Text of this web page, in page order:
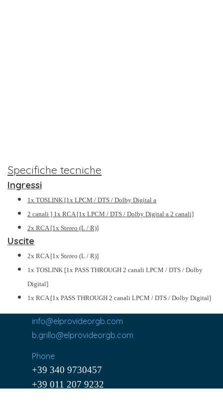
Specifiche tecniche
Ingressi
1x TOSLINK [1x LPCM / DTS / Dolby Digital a
2 canali ] 1x RCA [1x LPCM / DTS / Dolby Digital a 2 canali]
2x RCA [1x Stereo (L / R)]
Uscite
2x RCA [1x Stereo (L / R)]
1x TOSLINK [1x PASS THROUGH 2 canali LPCM / DTS / Dolby
Digital]
1x RCA [1x PASS THROUGH 2 canali LPCM / DTS / Dolby Digital]
info@elprovideorgb.com
b.grillo@elprovideorgb.com
Phone
+39 340 9730457
+39 011 207 9232